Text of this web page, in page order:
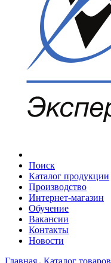
Поиск
Каталог продукции
Производство
Интернет-магазин
Обучение
Вакансии
Контакты
Новости
Главная
Каталог товаров